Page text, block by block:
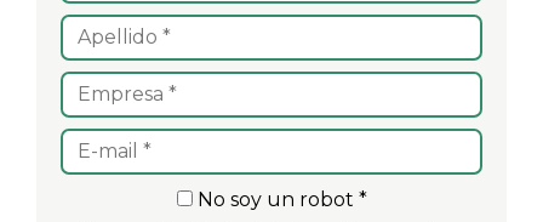
No soy un robot *